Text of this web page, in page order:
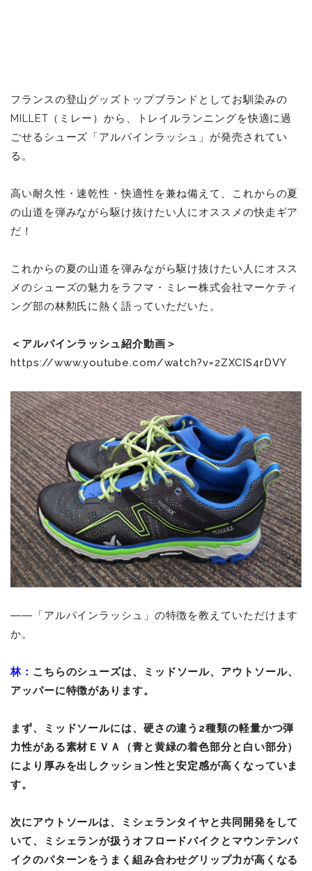
フランスの登山グッズトップブランドとしてお馴染みの
MILLET（ミレー）から、トレイルランニングを快適に過
ごせる シューズ「アルパインラッシュ」が発売されてい
る。
高い耐久性・速乾性・快適性を兼ね備えて、これからの夏
の山道を弾みながら駆け抜けたい人にオススメの快走ギア
だ！
これからの夏の山道を弾みながら駆け抜けたい人にオスス
メのシューズの魅力をラフマ・ミレー株式会社マーケティ
ング部の林勲氏に熱く語っていただいた。
＜アルパインラッシュ紹介動画＞
https://www.youtube.com/watch?v=2ZXCIS4rDVY
――「アルパインラッシュ」の特徴を教えていただけます
か。
林： こちらのシューズは、ミッドソール、アウトソール、
アッパーに特徴があります。
まず、ミッドソールには、硬さの違う2種類の軽量かつ弾
力性がある素材ＥＶＡ（青と黄緑の着色部分と白い部分）
により厚みを出しクッション性と安定感が高くなっていま
す。
次にアウトソールは、ミシェランタイヤと共同開発をして
いて、ミシェランが扱うオフロードバイクとマウンテンバ
イクのパターンをうまく組み合わせグリップ力が高くなる